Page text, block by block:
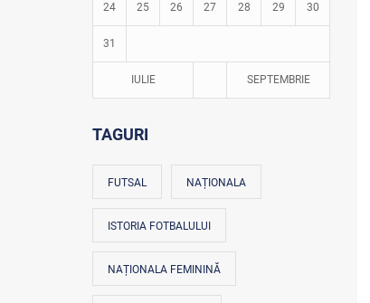
24 25 26 27 28 29 30
31
IULIE SEPTEMBRIE
TAGURI
FUTSAL NAȚIONALA
ISTORIA FOTBALULUI
NAȚIONALA FEMININĂ